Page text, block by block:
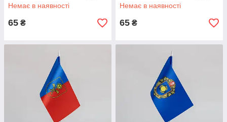
Немає в наявності
65 ₴
Немає в наявності
65 ₴